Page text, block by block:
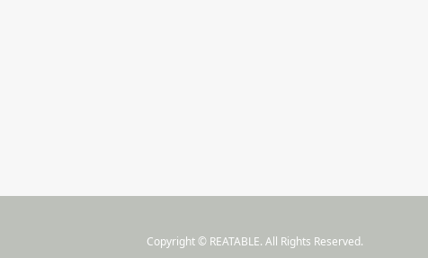
Copyright© REATABLE. All Rights Reserved.